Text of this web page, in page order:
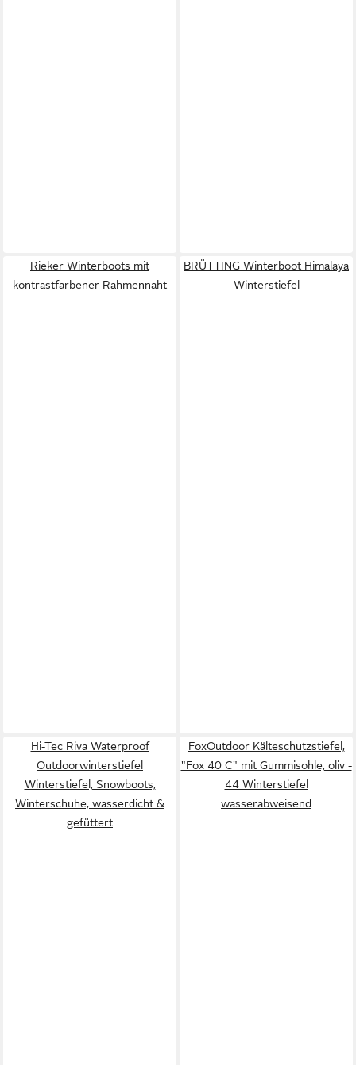
Rieker Winterboots mit
kontrastfarbener Rahmennaht
BRÜTTING Winterboot Himalaya
Winterstiefel
Hi-Tec Riva Waterproof
Outdoorwinterstiefel
Winterstiefel, Snowboots,
Winterschuhe, wasserdicht &
gefüttert
FoxOutdoor Kälteschutzstiefel,
"Fox 40 C" mit Gummisohle, oliv -
44 Winterstiefel
wasserabweisend